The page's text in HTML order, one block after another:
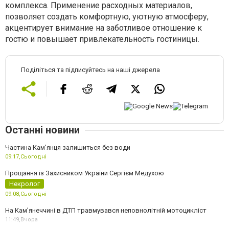
комплекса. Применение расходных материалов,
позволяет создать комфортную, уютную атмосферу,
акцентирует внимание на заботливое отношение к
гостю и повышает привлекательность гостиницы.
Поділіться та підписуйтесь на наші джерела
Останні новини
Частина Кам'янця залишиться без води
09:17,Сьогодні
Прощання із Захисником України Сергієм Медухою
Некролог
09:08,Сьогодні
На Кам’янеччині в ДТП травмувався неповнолітній мотоцикліст
11:49,Вчора